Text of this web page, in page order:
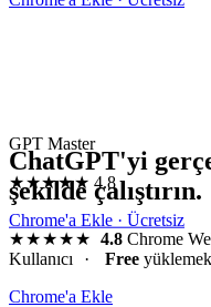
GPT Master
★★★★★ 4.8
Chrome'a Ekle · Ücretsiz
ChatGPT'yi
şekilde çalıştırın.
★★★★★ 4.8Chrome
Kullanıcı
· Free
Chrome'a Ekle